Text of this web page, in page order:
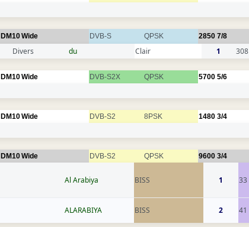
DM10Wide DVB-S QPSK 2850 7/8
Divers du Clair 1 308
DM10Wide DVB-S2X QPSK 5700 5/6
DM10Wide DVB-S2 8PSK 1480 3/4
DM10Wide DVB-S2 QPSK 9600 3/4
Al Arabiya BISS 1 33
ALARABIYA BISS 2 41